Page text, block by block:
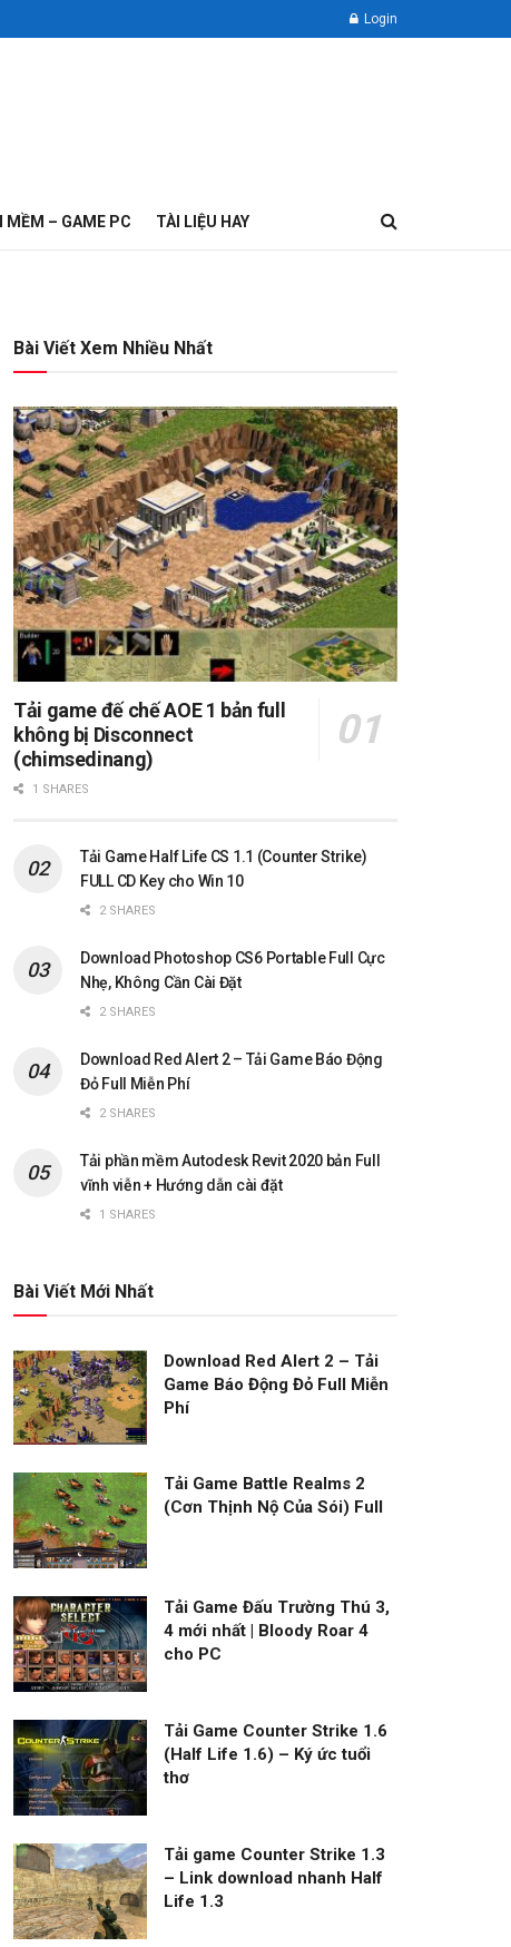
Login
MỀM – GAME PC TÀI LIỆU HAY
Bài Viết Xem Nhiều Nhất
Tải game đế chế AOE 1 bản full
không bị Disconnect
(chimsedinang)
1 SHARES
Tải Game Half Life CS 1.1 (Counter Strike)
FULL CD Key cho Win 10
2 SHARES
Download Photoshop CS6 Portable Full Cực
Nhẹ, Không Cần Cài Đặt
2 SHARES
Download Red Alert 2 – Tải Game Báo Động
Đỏ Full Miễn Phí
2 SHARES
Tải phần mềm Autodesk Revit 2020 bản Full
vĩnh viễn + Hướng dẫn cài đặt
1 SHARES
Bài Viết Mới Nhất
Download Red Alert 2 – Tải
Game Báo Động Đỏ Full Miễn
Phí
Tải Game Battle Realms 2
(Cơn Thịnh Nộ Của Sói) Full
Tải Game Đấu Trường Thú 3,
4 mới nhất | Bloody Roar 4
cho PC
Tải Game Counter Strike 1.6
(Half Life 1.6) – Ký ức tuổi
thơ
Tải game Counter Strike 1.3
– Link download nhanh Half
Life 1.3